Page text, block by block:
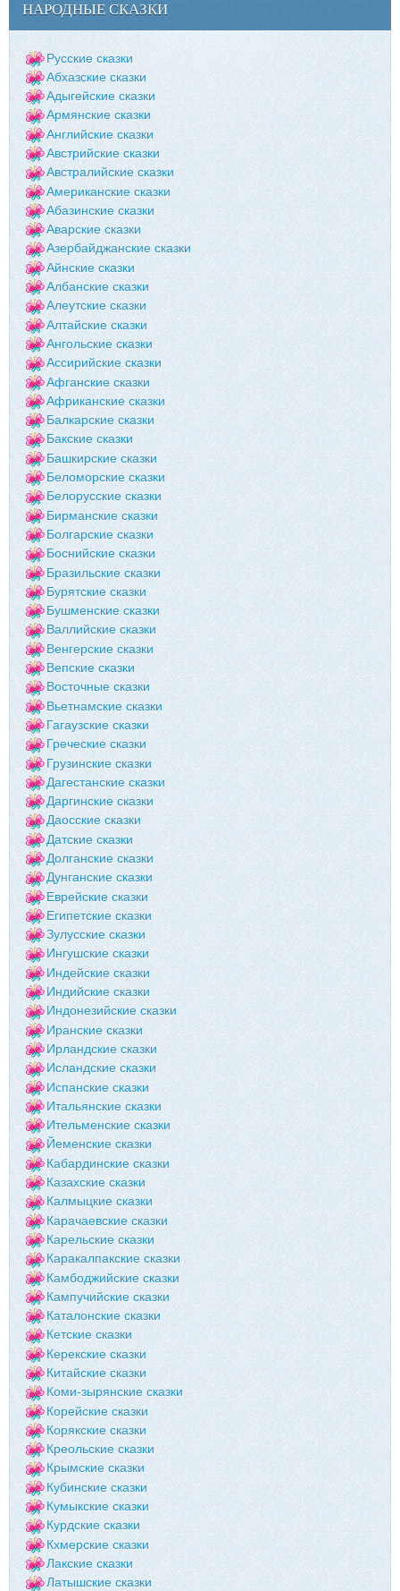
НАРОДНЫЕ СКАЗКИ
Русские сказки
Абхазские сказки
Адыгейские сказки
Армянские сказки
Английские сказки
Австрийские сказки
Австралийские сказки
Американские сказки
Абазинские сказки
Аварские сказки
Азербайджанские сказки
Айнские сказки
Албанские сказки
Алеутские сказки
Алтайские сказки
Ангольские сказки
Ассирийские сказки
Афганские сказки
Африканские сказки
Балкарские сказки
Бакские сказки
Башкирские сказки
Беломорские сказки
Белорусские сказки
Бирманские сказки
Болгарские сказки
Боснийские сказки
Бразильские сказки
Бурятские сказки
Бушменские сказки
Валлийские сказки
Венгерские сказки
Вепские сказки
Восточные сказки
Вьетнамские сказки
Гагаузские сказки
Греческие сказки
Грузинские сказки
Дагестанские сказки
Даргинские сказки
Даосские сказки
Датские сказки
Долганские сказки
Дунганские сказки
Еврейские сказки
Египетские сказки
Зулусские сказки
Ингушские сказки
Индейские сказки
Индийские сказки
Индонезийские сказки
Иранские сказки
Ирландские сказки
Исландские сказки
Испанские сказки
Итальянские сказки
Ительменские сказки
Йеменские сказки
Кабардинские сказки
Казахские сказки
Калмыцкие сказки
Карачаевские сказки
Карельские сказки
Каракалпакские сказки
Камбоджийские сказки
Кампучийские сказки
Каталонские сказки
Кетские сказки
Керекские сказки
Китайские сказки
Коми-зырянские сказки
Корейские сказки
Корякские сказки
Креольские сказки
Крымские сказки
Кубинские сказки
Кумыкские сказки
Курдские сказки
Кхмерские сказки
Лакские сказки
Латышские сказки